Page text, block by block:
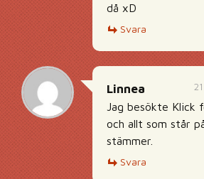
då xD
Svara
Linnea
Jag besökte Klick
och allt som står
stämmer.
Svara